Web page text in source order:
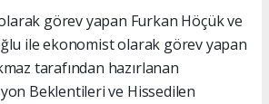
görev yapan Furkan Höçük ve
ile ekonomist olarak görev yapan
tarafından hazırlanan
Beklentileri ve Hissedilen